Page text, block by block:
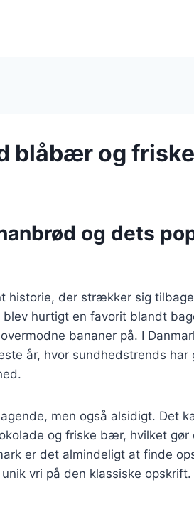
blåbær og
og dets
historie, der strækker sig
hurtigt en favorit blandt
bananer på. I
år, hvor sundhedstrends
men også alsidigt. Det
og friske bær, hvilket
er det almindeligt at finde
vri på den klassiske opskrift.